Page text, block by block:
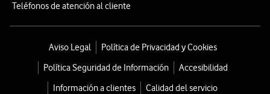
Teléfonos de atención al cliente
Aviso Legal
Política de Privacidad y Cookies
Política Seguridad de Información
Accesibilidad
Información a clientes
Calidad del servicio